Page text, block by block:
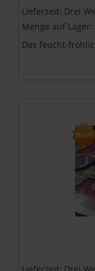
Lieferzeit: Drei
Menge auf Lager:
Das feucht-